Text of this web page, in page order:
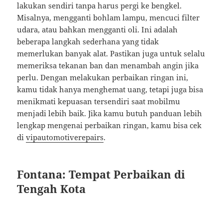
lakukan sendiri tanpa harus pergi ke bengkel.
Misalnya, mengganti bohlam lampu, mencuci filter
udara, atau bahkan mengganti oli. Ini adalah
beberapa langkah sederhana yang tidak
memerlukan banyak alat. Pastikan juga untuk selalu
memeriksa tekanan ban dan menambah angin jika
perlu. Dengan melakukan perbaikan ringan ini,
kamu tidak hanya menghemat uang, tetapi juga bisa
menikmati kepuasan tersendiri saat mobilmu
menjadi lebih baik. Jika kamu butuh panduan lebih
lengkap mengenai perbaikan ringan, kamu bisa cek
divipautomotiverepairs.
Fontana: Tempat Perbaikan di
Tengah Kota